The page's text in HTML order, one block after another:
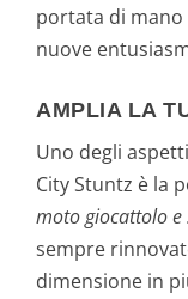
portata di mano
nuove
AMPLIA LA
Uno degli
City Stuntz è la
moto giocattolo
sempre
dimensione in